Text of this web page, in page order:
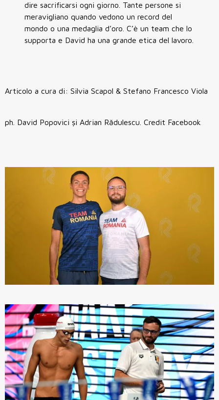
dire sacrificarsi ogni giorno. Tante persone si
meravigliano quando vedono un record del
mondo o una medaglia d’oro. C’è un team che lo
supporta e David ha una grande etica del lavoro.
Articolo a cura di: Silvia Scapol & Stefano Francesco Viola
ph. David Popovici și Adrian Rădulescu. Credit Facebook